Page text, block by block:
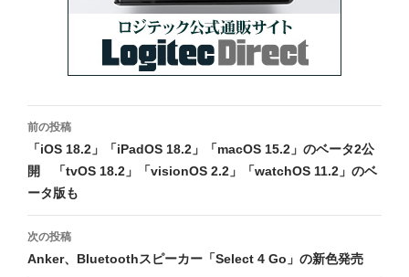
投
稿
ナ
ビ
ゲ
前の投稿
「iOS 18.2」「iPadOS 18.2」「macOS 15.2」のベータ2公
開 「tvOS 18.2」「visionOS 2.2」「watchOS 11.2」のベ
ータ版も
次の投稿
Anker、Bluetoothスピーカー「Select 4 Go」の新色発売